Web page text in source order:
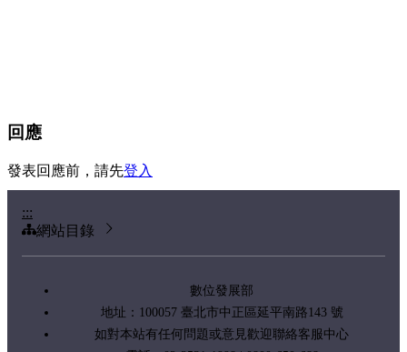
回應
發表回應前，請先登入
:::
網站目錄
數位發展部
地址：100057 臺北市中正區延平南路143 號
如對本站有任何問題或意見歡迎聯絡客服中心